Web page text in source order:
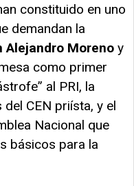
constituido en uno
demandan la
Alejandro Moreno y
como primer
al PRI, la
CEN priísta, y el
Nacional que
básicos para la